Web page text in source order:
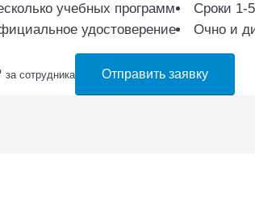
учебных программ
удостоверение
Сроки 1-
Очно и
за сотрудника Отправить заявку